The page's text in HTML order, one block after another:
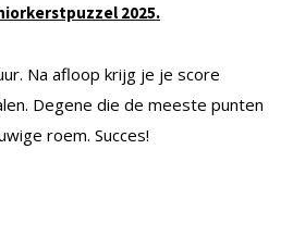
2025.
Na afloop krijg je je score
Degene die de meeste punten
roem. Succes!